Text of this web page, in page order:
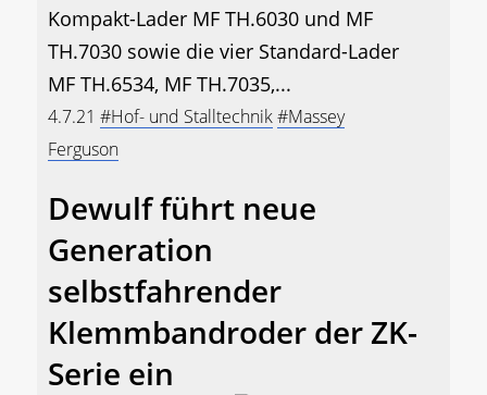
Kompakt-Lader MF TH.6030 und MF
TH.7030 sowie die vier Standard-Lader
MF TH.6534, MF TH.7035,...
4.7.21 #Hof- und Stalltechnik#Massey
Ferguson
Dewulf führt neue
Generation
selbstfahrender
Klemmbandroder der ZK-
Serie ein